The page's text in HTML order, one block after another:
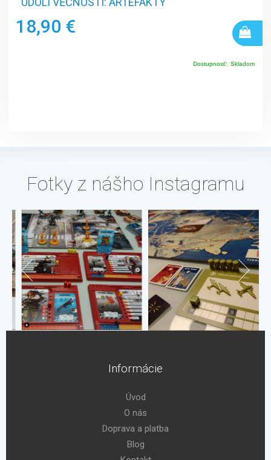
18,90 €
Dostupnosť: Skladom
Fotky z nášho Instagramu
Informácie
Úvod
O nás
Doprava a platba
Blog